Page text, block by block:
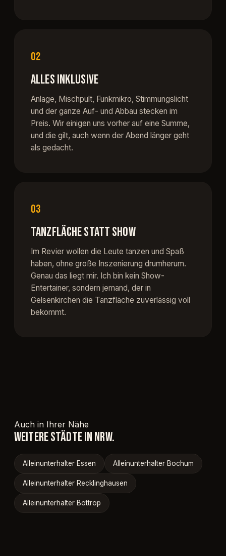
02
ALLES INKLUSIVE
Anlage, Mischpult, Funkmikro, Stimmungslicht
und der ganze Auf- und Abbau stecken im
Preis. Wir einigen uns vorher auf eine Summe,
und die gilt, auch wenn der Abend länger geht
als gedacht.
03
TANZFLÄCHE STATT SHOW
Im Revier wollen die Leute tanzen und Spaß
haben, ohne große Inszenierung drumherum.
Genau das liegt mir. Ich bin kein Show-
Entertainer, sondern jemand, der in
Gelsenkirchen die Tanzfläche zuverlässig voll
bekommt.
Auch in Ihrer Nähe
WEITERE STÄDTE IN NRW.
Alleinunterhalter Essen Alleinunterhalter Bochum
Alleinunterhalter Recklinghausen
Alleinunterhalter Bottrop